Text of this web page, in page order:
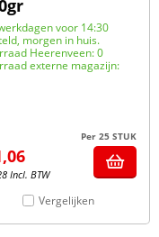
voor 14:30
morgen in huis.
Heerenveen: 0
externe magazijn:
Per 25 STUK
Incl. BTW
Vergelijken